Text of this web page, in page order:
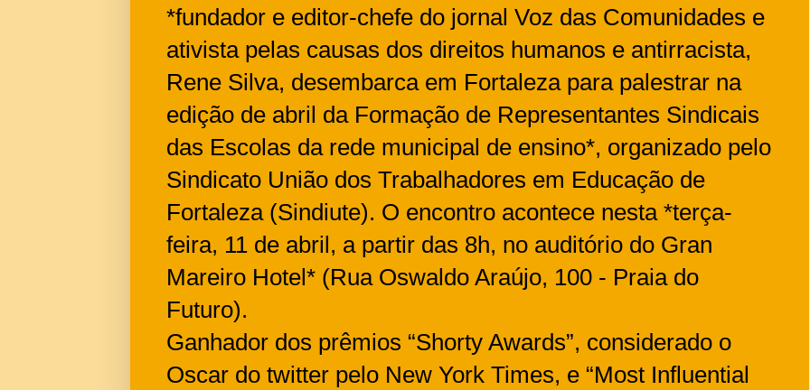
*fundador e editor-chefe do jornal Voz das Comunidades e
ativista pelas causas dos direitos humanos e antirracista,
Rene Silva, desembarca em Fortaleza para palestrar na
edição de abril da Formação de Representantes Sindicais
das Escolas da rede municipal de ensino*, organizado pelo
Sindicato União dos Trabalhadores em Educação de
Fortaleza (Sindiute). O encontro acontece nesta *terça-
feira, 11 de abril, a partir das 8h, no auditório do Gran
Mareiro Hotel* (Rua Oswaldo Araújo, 100 - Praia do
Futuro).
Ganhador dos prêmios “Shorty Awards”, considerado o
Oscar do twitter pelo New York Times, e “Most Influential